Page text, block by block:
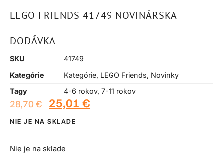
LEGO FRIENDS 41749 NOVINÁRSKA
DODÁVKA
SKU
41749
Kategórie
Kategórie, LEGO Friends, Novinky
Tagy
4-6 rokov, 7-11 rokov
28,70€ 25,01 €
NIE JE NA SKLADE
Nie je na sklade